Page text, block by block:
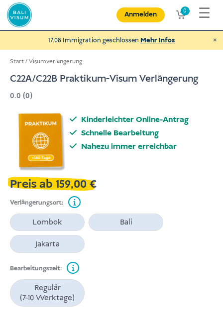
Zum
Inhalt
springen
Anmelden 0 ☰
17.08 Immigration geschlossen Mehr Infos ×
Start/Visumverlängerung
C22A/C22B Praktikum-Visum Verlängerung
0.0 (0)
Kinderleichter Online-Antrag
Schnelle Bearbeitung
Nahezu immer erreichbar
Preis ab 159,00€
Verlängerungsort:
Lombok Bali
Jakarta
Bearbeitungszeit:
Regulär
(7-10 Werktage)
mehr
€ Spenden